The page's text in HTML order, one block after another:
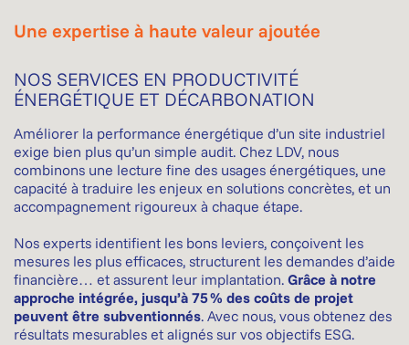
Une expertise à haute valeur ajoutée
NOS SERVICES EN PRODUCTIVITÉ
ÉNERGÉTIQUE ET DÉCARBONATION
Améliorer la performance énergétique d’un site industriel
exige bien plus qu’un simple audit. Chez LDV, nous
combinons une lecture fine des usages énergétiques, une
capacité à traduire les enjeux en solutions concrètes, et un
accompagnement rigoureux à chaque étape.
Nos experts identifient les bons leviers, conçoivent les
mesures les plus efficaces, structurent les demandes d’aide
financière… et assurent leur implantation. Grâce à notre
approche intégrée, jusqu’à 75 % des coûts de projet
peuvent être subventionnés. Avec nous, vous obtenez des
résultats mesurables et alignés sur vos objectifs ESG.